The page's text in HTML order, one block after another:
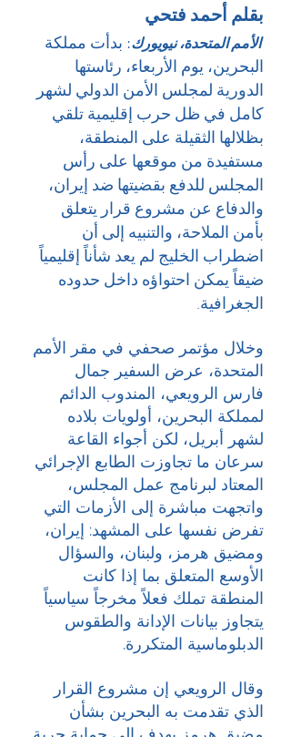
بقلم أحمد فتحي
الأمم المتحدة، نيويورك: بدأت مملكة
البحرين، يوم الأربعاء، رئاستها
الدورية لمجلس الأمن الدولي لشهر
كامل في ظل حرب إقليمية تلقي
بظلالها الثقيلة على المنطقة،
مستفيدة من موقعها على رأس
المجلس للدفع بقضيتها ضد إيران،
والدفاع عن مشروع قرار يتعلق
بأمن الملاحة، والتنبيه إلى أن
اضطراب الخليج لم يعد شأناً إقليمياً
ضيقاً يمكن احتواؤه داخل حدوده
الجغرافية.
وخلال مؤتمر صحفي في مقر الأمم
المتحدة، عرض السفير جمال
فارس الرويعي، المندوب الدائم
لمملكة البحرين، أولويات بلاده
لشهر أبريل، لكن أجواء القاعة
سرعان ما تجاوزت الطابع الإجرائي
المعتاد لبرنامج عمل المجلس،
واتجهت مباشرة إلى الأزمات التي
تفرض نفسها على المشهد: إيران،
ومضيق هرمز، ولبنان، والسؤال
الأوسع المتعلق بما إذا كانت
المنطقة تملك فعلاً مخرجاً سياسياً
يتجاوز بيانات الإدانة والطقوس
الدبلوماسية المتكررة.
وقال الرويعي إن مشروع القرار
الذي تقدمت به البحرين بشأن